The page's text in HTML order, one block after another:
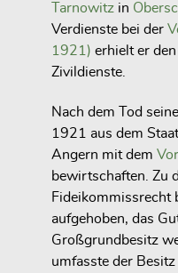
Tarnowitz in
Verdienste bei der
1921) erhielt er den
Zivildienste.
Nach dem Tod
1921 aus dem
Angern mit dem
bewirtschaften. Zu
Fideikommissrecht
aufgehoben, das
Großgrundbesitz
umfasste der